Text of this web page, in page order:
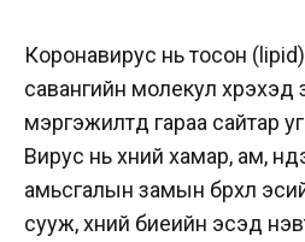
Коронавирус нь тосон (lipid)
савангийн молекул
мэргэжилтүүд гараа сайтар
Вирус нь хүний хамар, ам,
амьсгалын замын бүрхүүл
сууж, хүний биеийн эсэд